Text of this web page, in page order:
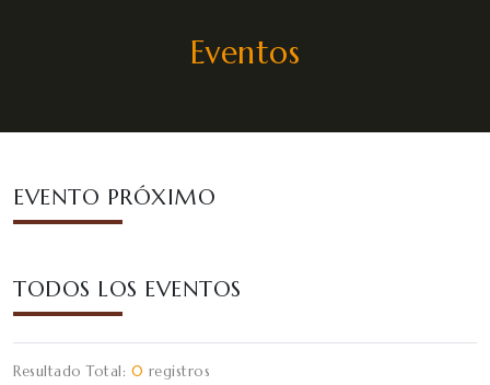
Eventos
EVENTO PRÓXIMO
TODOS LOS EVENTOS
Resultado Total: 0 registros